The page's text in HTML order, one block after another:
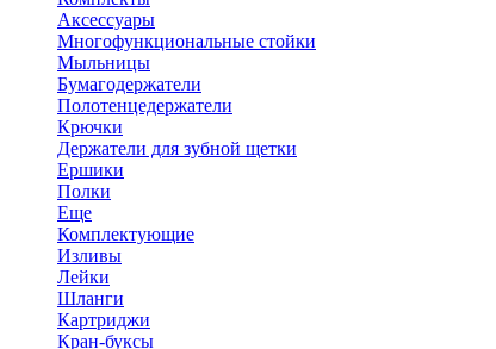
Аксессуары
Многофункциональные стойки
Мыльницы
Бумагодержатели
Полотенцедержатели
Крючки
Держатели для зубной щетки
Ершики
Полки
Еще
Комплектующие
Изливы
Лейки
Шланги
Картриджи
Кран-буксы